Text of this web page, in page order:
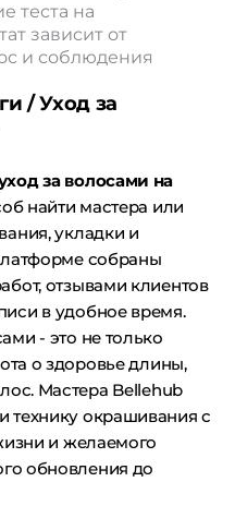
теста на
зависит от
и соблюдения
/ Уход за
за волосами на
найти мастера или
укладки и
собраны
отзывами клиентов
в удобное время.
- это не только
о здоровье длины,
Мастера Bellehub
технику окрашивания с
и желаемого
обновления до